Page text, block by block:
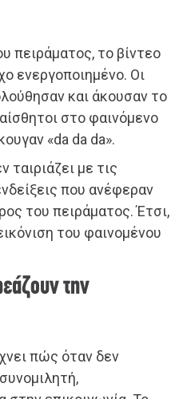
πειράματος, το βίντεο
ενεργοποιημένο. Οι
και άκουσαν το
στο φαινόμενο
«da da da».
με τις
που ανέφεραν
του πειράματος. Έτσι,
του φαινομένου
την
πώς όταν δεν